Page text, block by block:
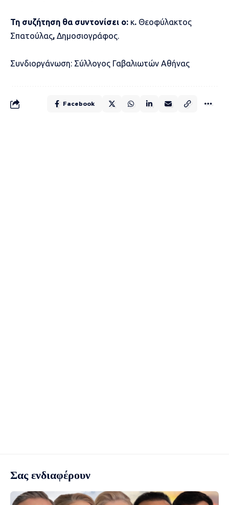
Τη συζήτηση θα συντονίσει ο: κ. Θεοφύλακτος
Σπατούλας, Δημοσιογράφος.
Συνδιοργάνωση: Σύλλογος Γαβαλιωτών Αθήνας
Facebook
Σας ενδιαφέρουν